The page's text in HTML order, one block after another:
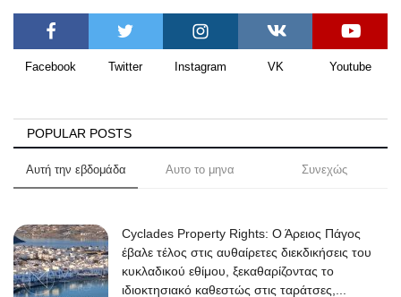
Facebook Twitter Instagram VK Youtube
POPULAR POSTS
Αυτή την εβδομάδα Αυτο το μηνα Συνεχώς
Cyclades Property Rights: Ο Άρειος Πάγος
έβαλε τέλος στις αυθαίρετες διεκδικήσεις του
κυκλαδικού εθίμου, ξεκαθαρίζοντας το
ιδιοκτησιακό καθεστώς στις ταράτσες,...